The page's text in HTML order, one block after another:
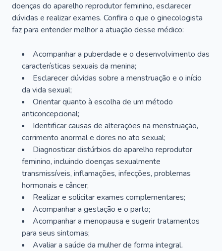
doenças do aparelho reprodutor feminino, esclarecer
dúvidas e realizar exames. Confira o que o ginecologista
faz para entender melhor a atuação desse médico:
Acompanhar a puberdade e o desenvolvimento das
características sexuais da menina;
Esclarecer dúvidas sobre a menstruação e o início
da vida sexual;
Orientar quanto à escolha de um método
anticoncepcional;
Identificar causas de alterações na menstruação,
corrimento anormal e dores no ato sexual;
Diagnosticar distúrbios do aparelho reprodutor
feminino, incluindo doenças sexualmente
transmissíveis, inflamações, infecções, problemas
hormonais e câncer;
Realizar e solicitar exames complementares;
Acompanhar a gestação e o parto;
Acompanhar a menopausa e sugerir tratamentos
para seus sintomas;
Avaliar a saúde da mulher de forma integral.